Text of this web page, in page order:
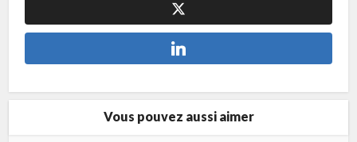
Vous pouvez aussi aimer